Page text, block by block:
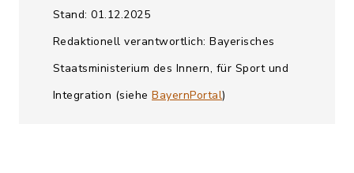
Stand: 01.12.2025
Redaktionell verantwortlich: Bayerisches
Staatsministerium des Innern, für Sport und
Integration (siehe BayernPortal)